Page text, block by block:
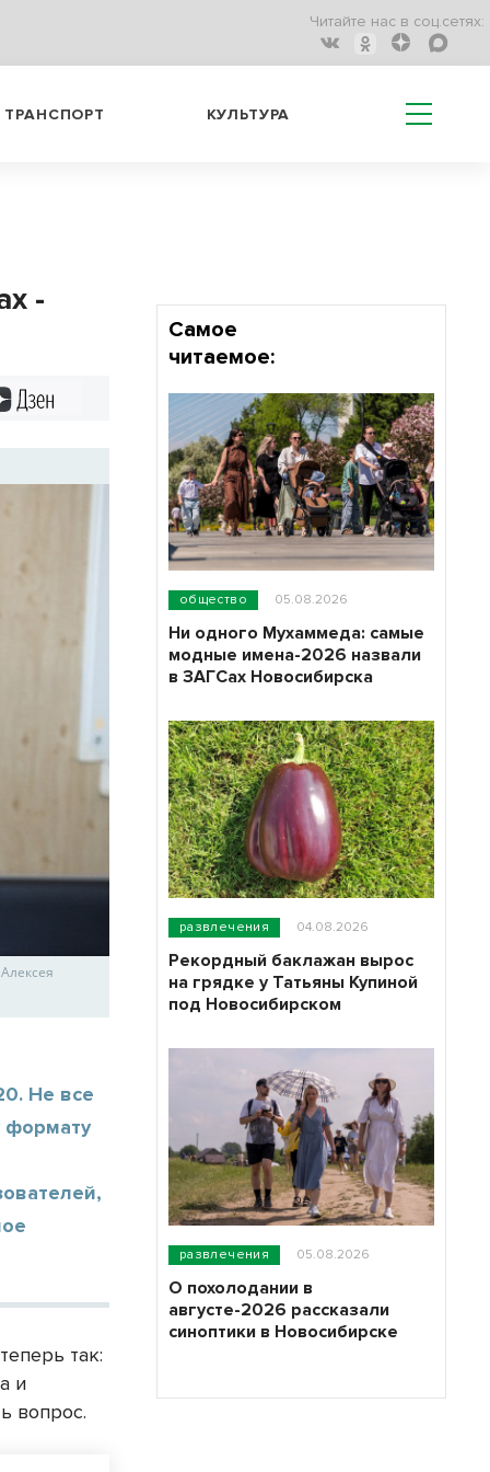
Читайте нас в соц.сетях:
ТРАНСПОРТ КУЛЬТУРА
-
Не все
формату
так:
и
вопрос.
Самое
читаемое:
общество 05.08.2026
Ни одного Мухаммеда: самые
модные имена-2026 назвали
в ЗАГСах Новосибирска
развлечения 04.08.2026
Рекордный баклажан вырос
на грядке у Татьяны Купиной
под Новосибирском
развлечения 05.08.2026
О похолодании в
августе-2026 рассказали
синоптики в Новосибирске